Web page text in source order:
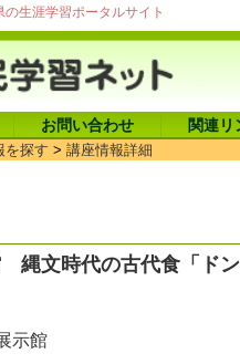
の生涯学習ポータルサイト
お問い合わせ 関連リ
を探す > 講座情報詳細
縄文時代の古代食「ド
示館